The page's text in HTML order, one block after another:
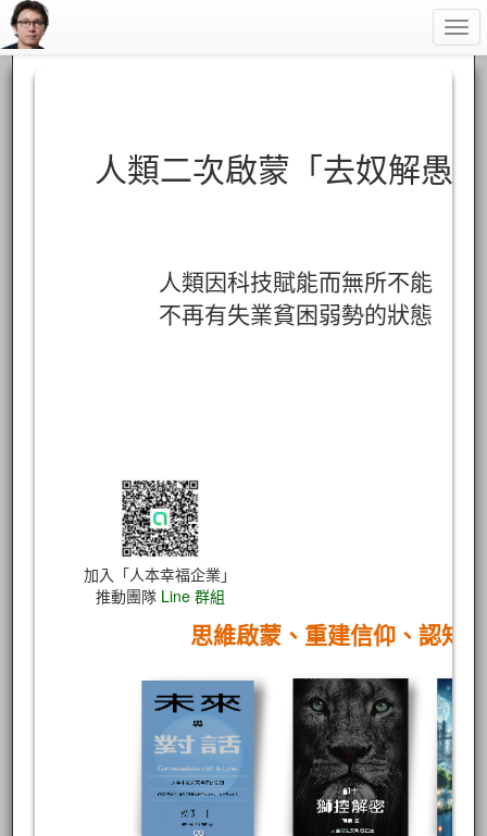
人類二次啟蒙「去奴解愚
人類因科技賦能而無所不能
不再有失業貧困弱勢的狀態
加入「人本幸福企業」
推動團隊 Line 群組
思維啟蒙、重建信仰、認知